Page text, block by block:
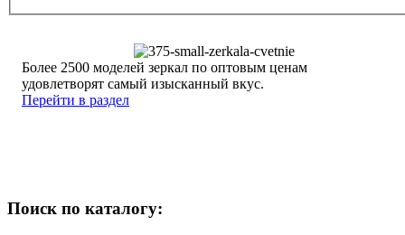
Более 2500 моделей зеркал по оптовым ценам
удовлетворят самый изысканный вкус.
Перейти в раздел
Поиск по каталогу: